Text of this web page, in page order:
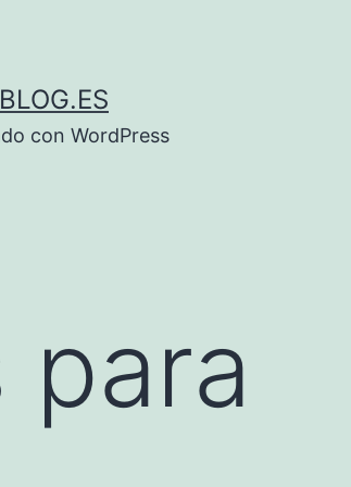
con WordPress
para